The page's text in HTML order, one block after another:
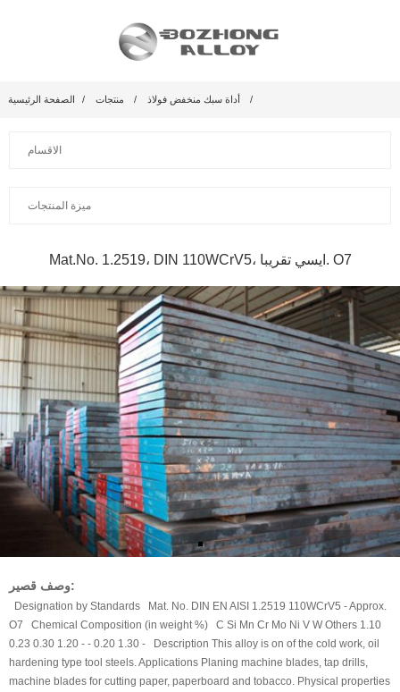
الصفحة الرئيسية منتجات أداة سبك منخفض فولاذ
الاقسام
ميزة المنتجات
Mat.No. 1.2519، DIN 110WCrV5، ايسي تقريبا. O7
وصف قصير:
Designation by Standards Mat. No. DIN EN AISI 1.2519 110WCrV5 - Approx.
O7 Chemical Composition (in weight %) C Si Mn Cr Mo Ni V W Others 1.10
0.23 0.30 1.20 - - 0.20 1.30 - Description This alloy is on of the cold work, oil
hardening type tool steels. Applications Planing machine blades, tap drills,
machine blades for cutting paper, paperboard and tobacco. Physical properties